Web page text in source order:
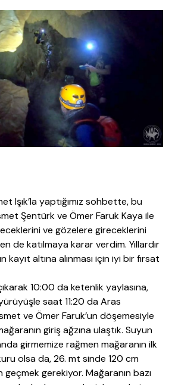
Işık’la yaptığımız sohbette, bu
Şentürk ve Ömer Faruk Kaya ile
ve gözelere gireceklerini
de katılmaya karar verdim. Yıllardır
kayıt altına alınması için iyi bir fırsat
10:00 da ketenlik yaylasına,
saat 11:20 da Aras
ve Ömer Faruk’un döşemesiyle
giriş ağzına ulaştık. Suyun
girmemize rağmen mağaranın ilk
olsa da, 26. mt sinde 120 cm
gerekiyor. Mağaranın bazı